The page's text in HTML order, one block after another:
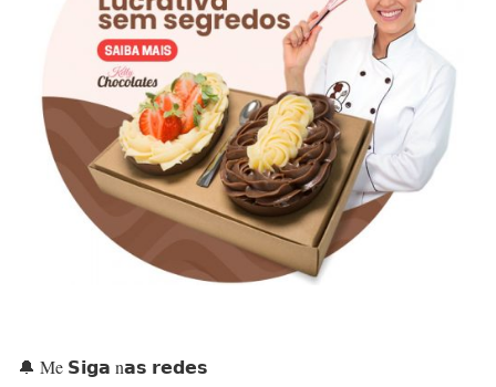
🔔 Me 𝗦𝗶𝗴𝗮 n𝗮𝘀 𝗿𝗲𝗱𝗲𝘀